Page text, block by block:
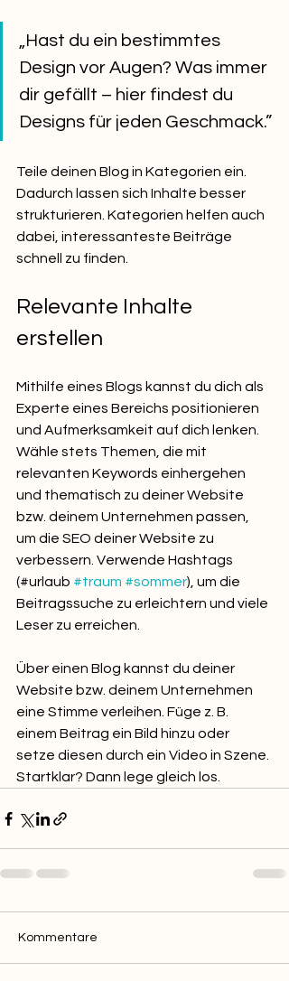
„Hast du ein bestimmtes
Design vor Augen? Was immer
dir gefällt – hier findest du
Designs für jeden Geschmack.”
Teile deinen Blog in Kategorien ein.
Dadurch lassen sich Inhalte besser
strukturieren. Kategorien helfen auch
dabei, interessanteste Beiträge
schnell zu finden.
Relevante Inhalte
erstellen
Mithilfe eines Blogs kannst du dich als
Experte eines Bereichs positionieren
und Aufmerksamkeit auf dich lenken.
Wähle stets Themen, die mit
relevanten Keywords einhergehen
und thematisch zu deiner Website
bzw. deinem Unternehmen passen,
um die SEO deiner Website zu
verbessern. Verwende Hashtags
(#urlaub #traum #sommer), um die
Beitragssuche zu erleichtern und viele
Leser zu erreichen.
Über einen Blog kannst du deiner
Website bzw. deinem Unternehmen
eine Stimme verleihen. Füge z. B.
einem Beitrag ein Bild hinzu oder
setze diesen durch ein Video in Szene.
Startklar? Dann lege gleich los.
Kommentare